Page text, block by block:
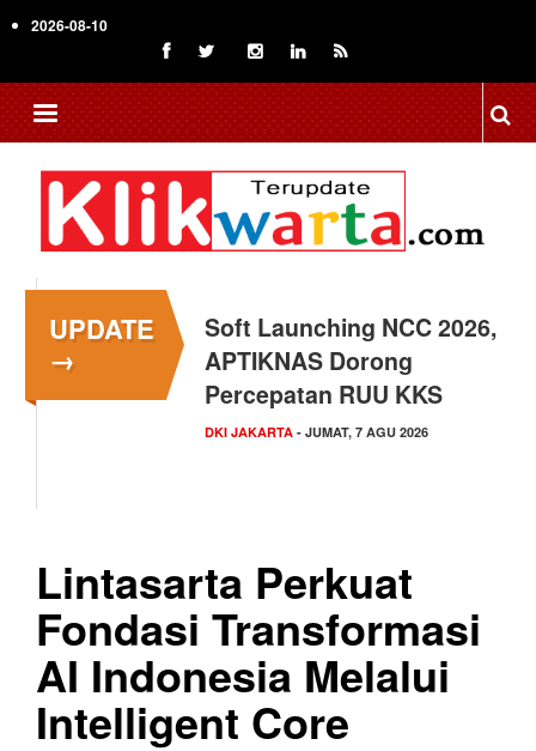
to
content
2026-08-10
UPDATE
→
Menkop Bawa Semangat
Koperasi ke Festival
Lembah Baliem Wamena
NASIONAL- JUMAT, 7 AGU 2026
Lintasarta Perkuat
Fondasi Transformasi
AI Indonesia Melalui
Intelligent Core